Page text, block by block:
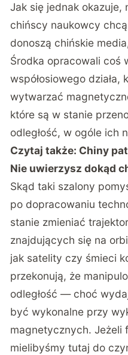
Jak się jednak okazuje,
chińscy naukowcy
donoszą chińskie
Środka opracowali coś
współosiowego działa,
wytwarzać
które są w stanie
odległość, w ogóle ich
Czytaj także: Chiny
Nie uwierzysz dokąd
Skąd taki szalony
po dopracowaniu
stanie zmieniać
znajdujących się na
jak satelity czy śmieci
przekonują, że
odległość — choć
być wykonalne przy
magnetycznych. Jeżeli
mielibyśmy tutaj do